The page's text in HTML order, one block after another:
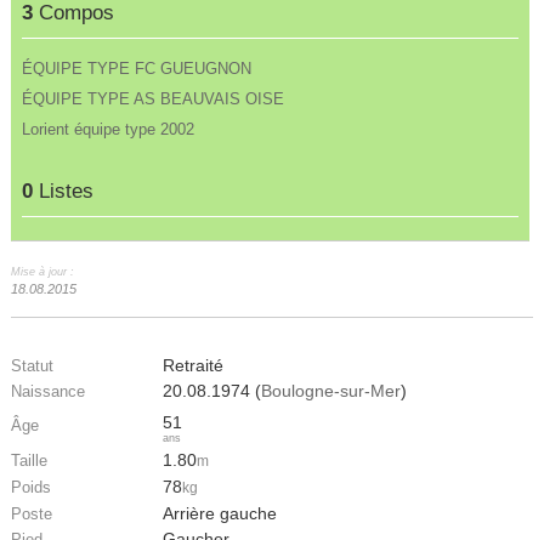
3 Compos
ÉQUIPE TYPE FC GUEUGNON
ÉQUIPE TYPE AS BEAUVAIS OISE
Lorient équipe type 2002
0 Listes
Mise à jour :
18.08.2015
Statut Retraité
Naissance 20.08.1974 (Boulogne-sur-Mer)
Âge 51
ans
Taille 1.80m
Poids 78 kg
Poste Arrière gauche